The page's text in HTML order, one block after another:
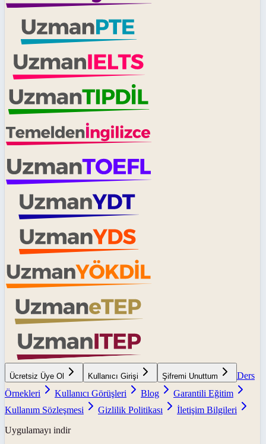
Ücretsiz Üye Ol Kullanıcı Girişi Şifremi Unuttum
Ders
Örnekleri
Kullanıcı Görüşleri Blog
Garantili Eğitim
Kullanım Sözleşmesi
Gizlilik Politikası
İletişim Bilgileri
Uygulamayı indir